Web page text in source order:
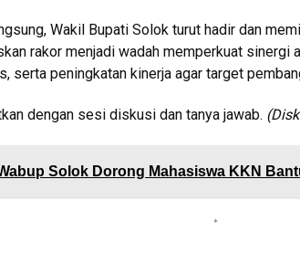
Wakil Bupati Solok turut hadir dan
rakor menjadi wadah memperkuat sinergi
serta peningkatan kinerja agar target
dengan sesi diskusi dan tanya jawab.
Solok Dorong Mahasiswa KKN
*